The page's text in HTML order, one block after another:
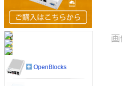
OpenBlocks